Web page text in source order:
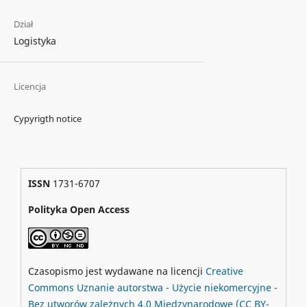
Dział
Logistyka
Licencja
Cypyrigth notice
ISSN1731-6707
Polityka Open Access
Czasopismo jest wydawane na licencji Creative
Commons Uznanie autorstwa - Użycie niekomercyjne -
Bez utworów zależnych 4.0 Międzynarodowe (CC BY-